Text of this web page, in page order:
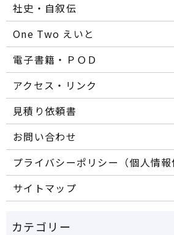
社史・自叙伝
One Two えいと
電子書籍・ＰＯＤ
アクセス・リンク
見積り依頼書
お問い合わせ
プライバシーポリシー（個人情報
サイトマップ